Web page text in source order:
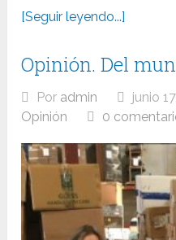
[Seguir leyendo...]
Opinión. Del
Por admin junio
Opinión
0